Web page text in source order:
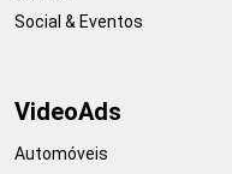
Social & Eventos
VideoAds
Automóveis